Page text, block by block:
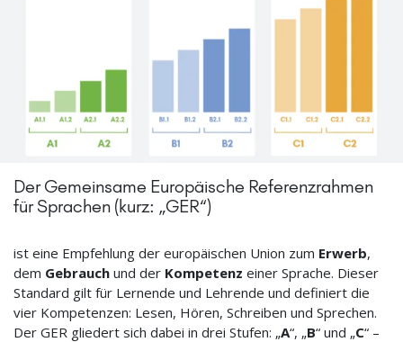
Der Gemeinsame Europäische Referenzrahmen
für Sprachen (kurz: „GER“)
ist eine Empfehlung der europäischen Union zum Erwerb,
dem Gebrauch und der Kompetenz einer Sprache. Dieser
Standard gilt für Lernende und Lehrende und definiert die
vier Kompetenzen: Lesen, Hören, Schreiben und Sprechen.
Der GER gliedert sich dabei in drei Stufen: „A“, „B“ und „C“ –